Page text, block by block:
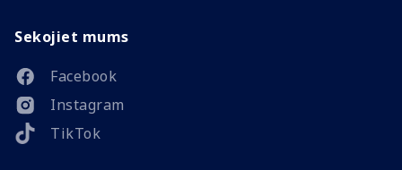
Sekojiet mums
Facebook
Instagram
TikTok